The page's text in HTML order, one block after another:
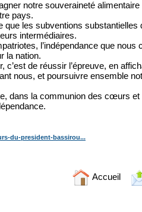
notre souveraineté
pays.
que les subventions
intermédiaires.
l’indépendance que
la nation.
c’est de réussir l’épreuve, en
nous, et poursuivre ensemble
dans la communion des cœurs
du-president-bassirou...
Accueil